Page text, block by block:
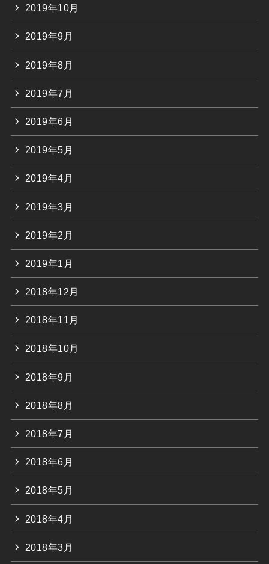
2019年10月
2019年9月
2019年8月
2019年7月
2019年6月
2019年5月
2019年4月
2019年3月
2019年2月
2019年1月
2018年12月
2018年11月
2018年10月
2018年9月
2018年8月
2018年7月
2018年6月
2018年5月
2018年4月
2018年3月